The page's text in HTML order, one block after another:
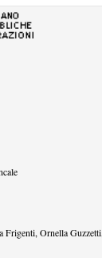
Frigenti,Ornella Guzzetti